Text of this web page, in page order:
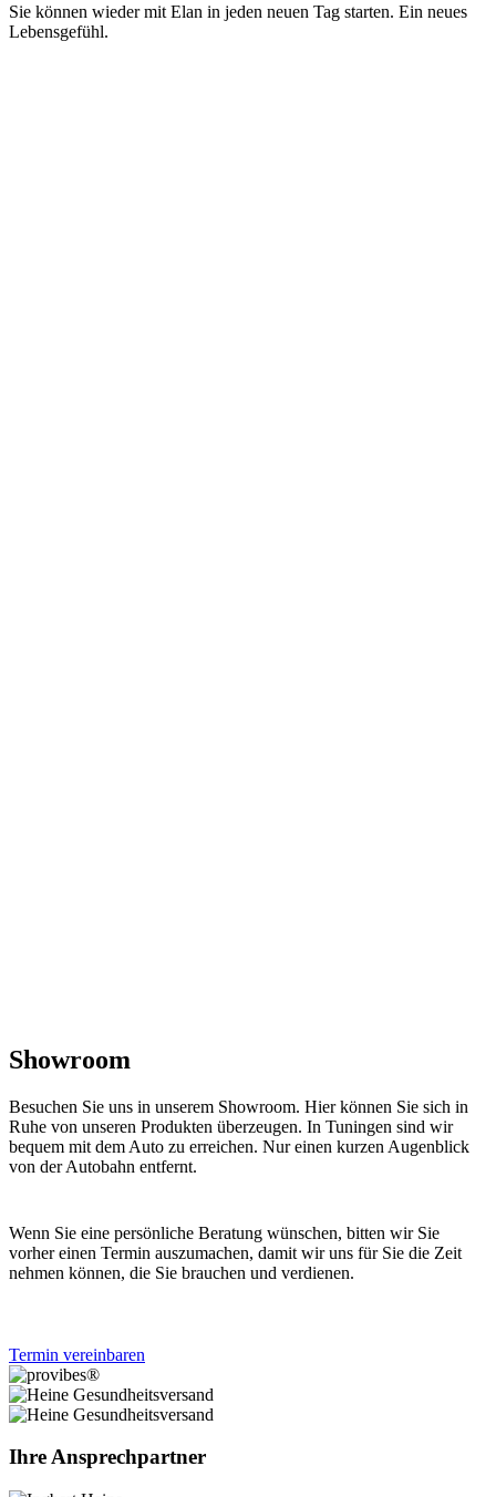
Sie können wieder mit Elan in jeden neuen Tag starten. Ein neues
Lebensgefühl.
Showroom
Besuchen Sie uns in unserem Showroom. Hier können Sie sich in
Ruhe von unseren Produkten überzeugen. In Tuningen sind wir
bequem mit dem Auto zu erreichen. Nur einen kurzen Augenblick
von der Autobahn entfernt.
Wenn Sie eine persönliche Beratung wünschen, bitten wir Sie
vorher einen Termin auszumachen, damit wir uns für Sie die Zeit
nehmen können, die Sie brauchen und verdienen.
Termin vereinbaren
Ihre Ansprechpartner